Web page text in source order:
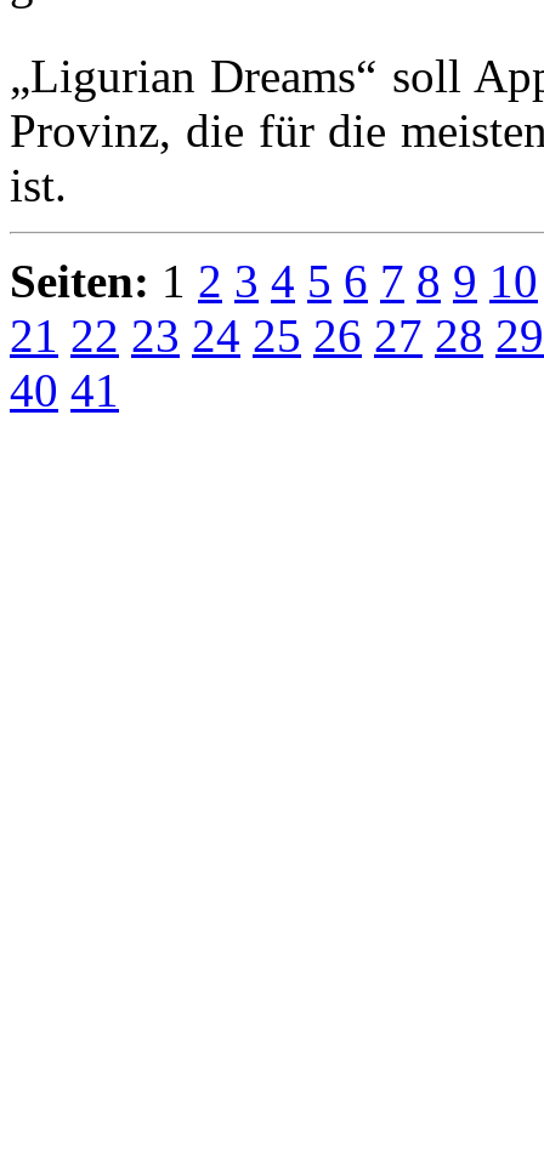
„Ligurian Dreams“ soll
Provinz, die für die
ist.
Seiten: 1 2 3 4 5 6 7 8 9 10
21 22 23 24 25 26 27 28 29
40 41